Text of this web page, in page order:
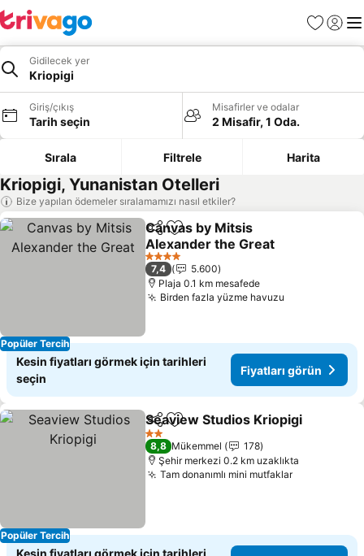
Favoriler
Giriş
Gidilecek yer
Kriopigi
Giriş/çıkış
Tarih seçin
Misafirler ve odalar
2 Misafir, 1 Oda.
Sırala Filtrele Harita
Kriopigi, Yunanistan Otelleri
Bize yapılan ödemeler sıralamamızı nasıl etkiler?
Popüler Tercih
PaylaşFavorilerime ekle
Canvas by Mitsis
Alexander the Great
Fiyatları görün
4 Yıldız
7,4
5.600
Plaja 0.1 km mesafede
Birden fazla yüzme havuzu
Kesin fiyatları görmek için tarihleri
seçin
Fiyatları görün
Popüler Tercih
PaylaşFavorilerime ekle
Seaview Studios Kriopigi
2 Yıldız
8,8 Mükemmel
178
Şehir merkezi 0.2 km uzaklıkta
Tam donanımlı mini mutfaklarFiyatları
Kesin fiyatları görmek için tarihleri